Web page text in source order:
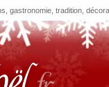
gastronomie, tradition,